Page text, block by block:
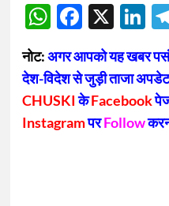
WhatsApp
X
नोट:अगर आपको यह खबर
देश-विदेश से जुड़ी ताजा
CHUSKIकेFacebook
InstagramपरFollow